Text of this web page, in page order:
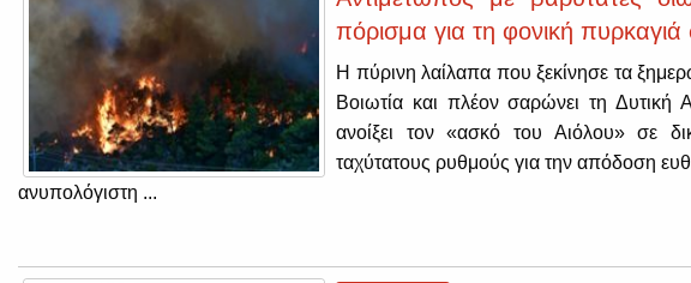
πόρισμα για τη φονική πυρκαγιά
Η πύρινη λαίλαπα που ξεκίνησε τα
Βοιωτία και πλέον σαρώνει τη Δυτική
ανοίξει τον «ασκό του Αιόλου» σε
ταχύτατους ρυθμούς για την απόδοση
ανυπολόγιστη ...